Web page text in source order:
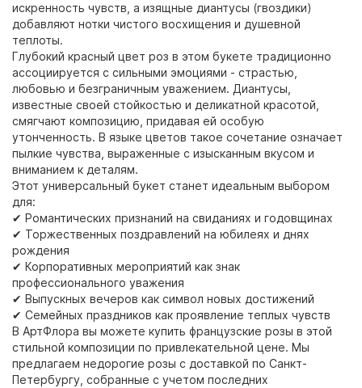
искренность чувств, а изящные диантусы (гвоздики)
добавляют нотки чистого восхищения и душевной
теплоты.
Глубокий красный цвет роз в этом букете традиционно
ассоциируется с сильными эмоциями - страстью,
любовью и безграничным уважением. Диантусы,
известные своей стойкостью и деликатной красотой,
смягчают композицию, придавая ей особую
утонченность. В языке цветов такое сочетание означает
пылкие чувства, выраженные с изысканным вкусом и
вниманием к деталям.
Этот универсальный букет станет идеальным выбором
для:
✔ Романтических признаний на свиданиях и годовщинах
✔ Торжественных поздравлений на юбилеях и днях
рождения
✔ Корпоративных мероприятий как знак
профессионального уважения
✔ Выпускных вечеров как символ новых достижений
✔ Семейных праздников как проявление теплых чувств
В АртФлора вы можете купить французские розы в этой
стильной композиции по привлекательной цене. Мы
предлагаем недорогие розы с доставкой по Санкт-
Петербургу, собранные с учетом последних